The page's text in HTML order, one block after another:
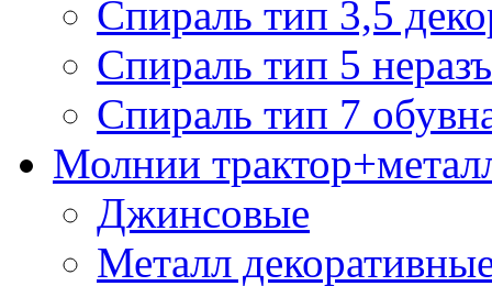
Спираль тип 3,5
Спираль тип 5
Спираль тип 7
Молнии
Джинсовые
Металл